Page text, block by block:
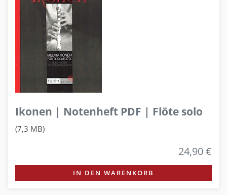
Ikonen | Notenheft PDF | Flöte solo
(7,3 MB)
24,90 €
IN DEN WARENKORB